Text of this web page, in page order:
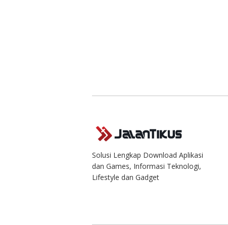
Solusi Lengkap Download Aplikasi
dan Games, Informasi Teknologi,
Lifestyle dan Gadget